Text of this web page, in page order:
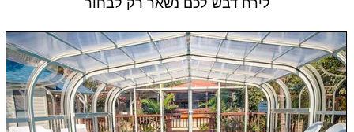
לירח דבש לכם נשאר רק לבחור